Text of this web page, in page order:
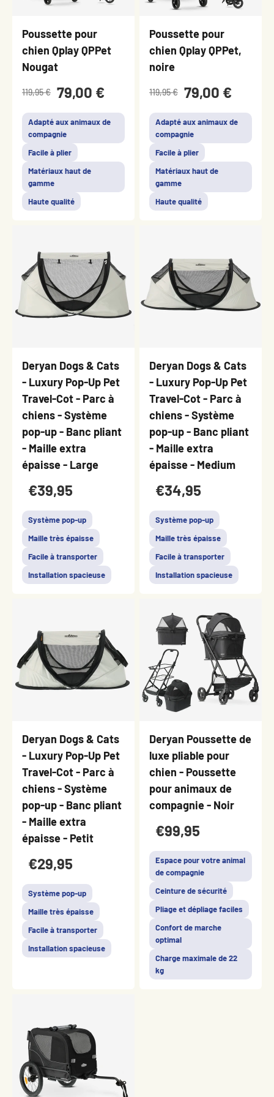
Poussette pour
chien Qplay QPPet
Nougat
119,95 € 79,00 €
Adapté aux animaux de
compagnie
Facile à plier
Matériaux haut de
gamme
Haute qualité
Poussette pour
chien Qplay QPPet,
noire
119,95 € 79,00 €
Adapté aux animaux de
compagnie
Facile à plier
Matériaux haut de
gamme
Haute qualité
Deryan Dogs & Cats
- Luxury Pop-Up Pet
Travel-Cot - Parc à
chiens - Système
pop-up - Banc pliant
- Maille extra
épaisse - Large
€39,95
Système pop-up
Maille très épaisse
Facile à transporter
Installation spacieuse
Deryan Dogs & Cats
- Luxury Pop-Up Pet
Travel-Cot - Parc à
chiens - Système
pop-up - Banc pliant
- Maille extra
épaisse - Medium
€34,95
Système pop-up
Maille très épaisse
Facile à transporter
Installation spacieuse
Deryan Dogs & Cats
- Luxury Pop-Up Pet
Travel-Cot - Parc à
chiens - Système
pop-up - Banc pliant
- Maille extra
épaisse - Petit
€29,95
Système pop-up
Maille très épaisse
Facile à transporter
Installation spacieuse
Deryan Poussette de
luxe pliable pour
chien - Poussette
pour animaux de
compagnie - Noir
€99,95
Espace pour votre animal
de compagnie
Ceinture de sécurité
Pliage et dépliage faciles
Confort de marche
optimal
Charge maximale de 22
kg